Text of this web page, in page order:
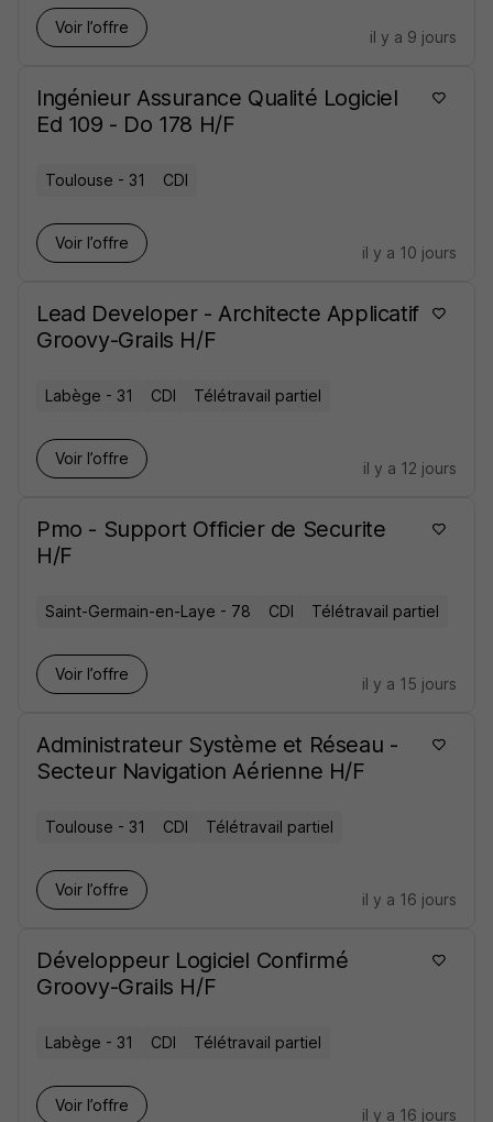
Voir l’offre
il y a 9 jours
Ingénieur Assurance Qualité Logiciel
Ed 109 - Do 178 H/F
Toulouse - 31 CDI
Voir l’offre
il y a 10 jours
Lead Developer - Architecte Applicatif
Groovy-Grails H/F
Labège - 31 CDI Télétravail partiel
Voir l’offre
il y a 12 jours
Pmo - Support Officier de Securite
H/F
Saint-Germain-en-Laye - 78 CDI Télétravail partiel
Voir l’offre
il y a 15 jours
Administrateur Système et Réseau -
Secteur Navigation Aérienne H/F
Toulouse - 31 CDI Télétravail partiel
Voir l’offre
il y a 16 jours
Développeur Logiciel Confirmé
Groovy-Grails H/F
Labège - 31 CDI Télétravail partiel
Voir l’offre
il y a 16 jours